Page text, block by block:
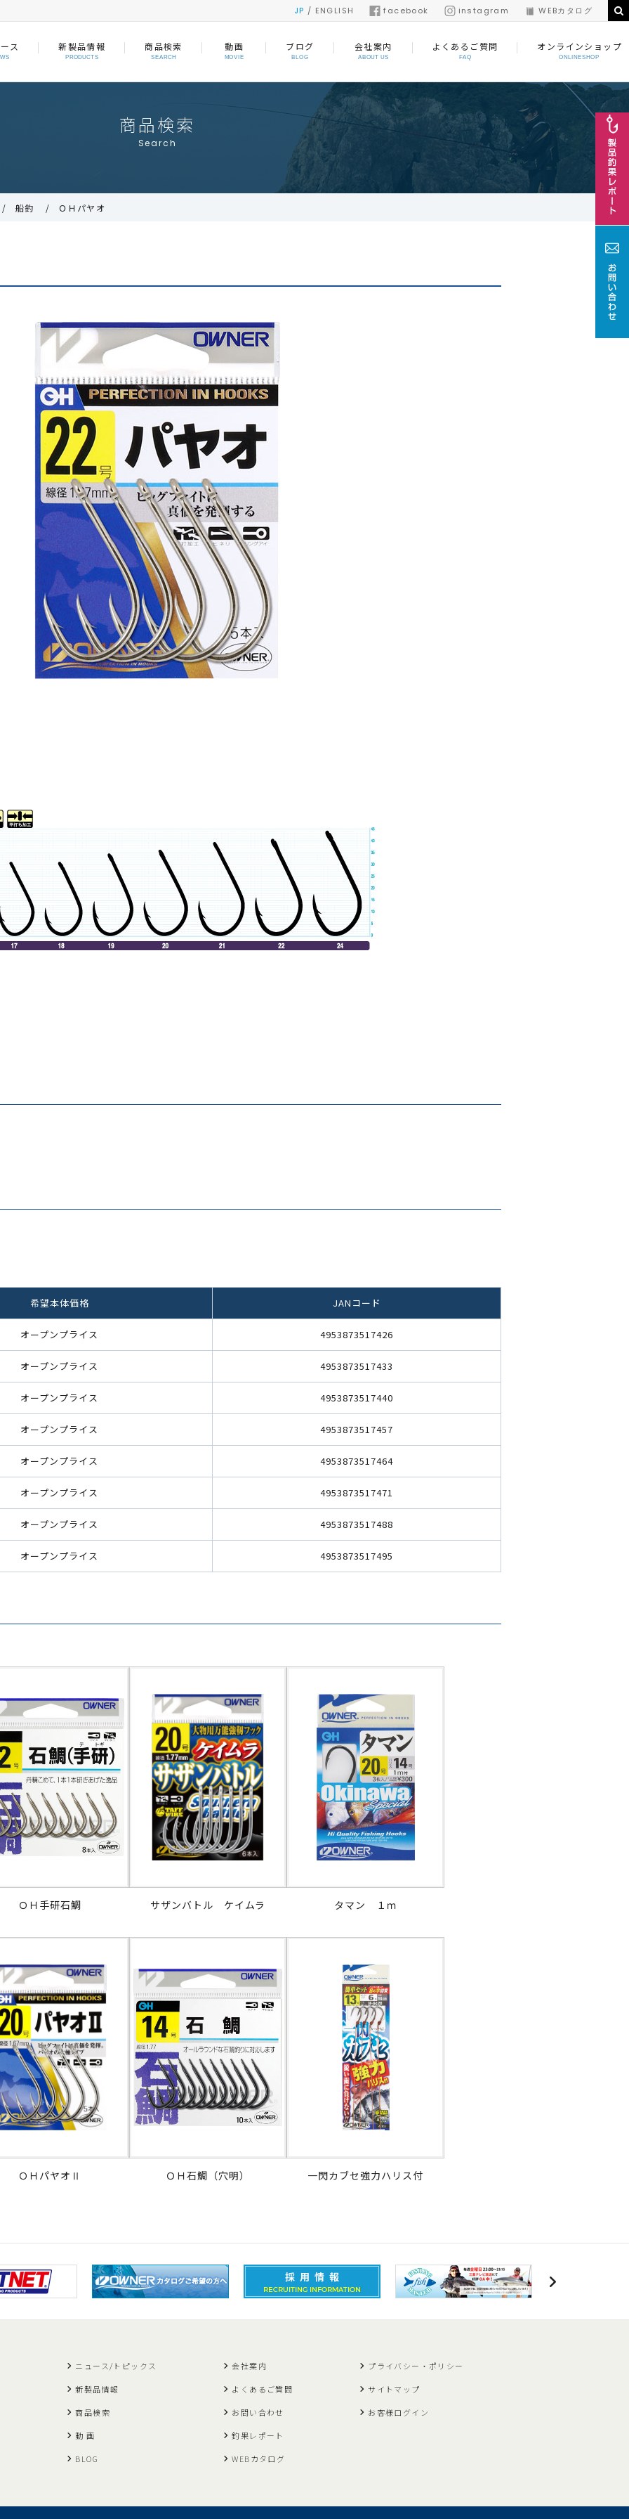
JP / ENGLISH facebook instagram WEBカタログ
ス 新製品情報
PRODUCTS
商品検索
SEARCH
動画
MOVIE
ブログ
BLOG
会社案内
ABOUT US
よくあるご質問
FAQ
オンラインショップ
ONLINESHOP
商品検索
Search
船釣 ＯＨパヤオ
希望本体価格 JANコード
オープンプライス 4953873517426
オープンプライス 4953873517433
オープンプライス 4953873517440
オープンプライス 4953873517457
オープンプライス 4953873517464
オープンプライス 4953873517471
オープンプライス 4953873517488
オープンプライス 4953873517495
ＯＨ手研石鯛 サザンバトル ケイムラ タマン １ｍ
ＯＨパヤオⅡ ＯＨ石鯛（穴明） 一閃カブセ強力ハリス付
ニュース/トピックス
新製品情報
商品検索
動 画
BLOG
会社案内
よくあるご質問
お問い合わせ
釣果レポート
WEBカタログ
プライバシー・ポリシー
サイトマップ
お客様ログイン